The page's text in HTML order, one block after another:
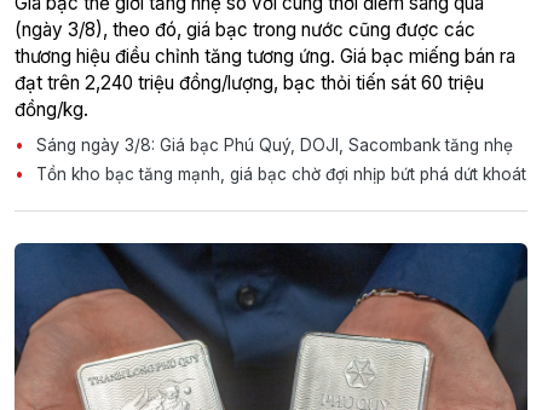
(ngày 3/8), theo đó, giá bạc trong nước cũng được các
thương hiệu điều chỉnh tăng tương ứng. Giá bạc miếng bán ra
đạt trên 2,240 triệu đồng/lượng, bạc thỏi tiến sát 60 triệu
đồng/kg.
Sáng ngày 3/8: Giá bạc Phú Quý, DOJI, Sacombank tăng nhẹ
Tồn kho bạc tăng mạnh, giá bạc chờ đợi nhịp bứt phá dứt khoát